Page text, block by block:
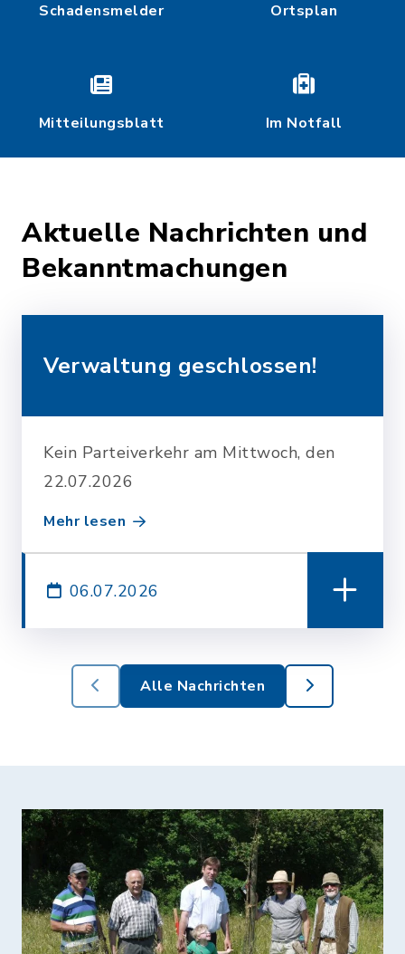
Schadensmelder Ortsplan
Mitteilungsblatt Im Notfall
Aktuelle Nachrichten und
Bekanntmachungen
Verwaltung geschlossen!
Kein Parteiverkehr am Mittwoch, den
22.07.2026
Mehr lesen
06.07.2026
Alle Nachrichten